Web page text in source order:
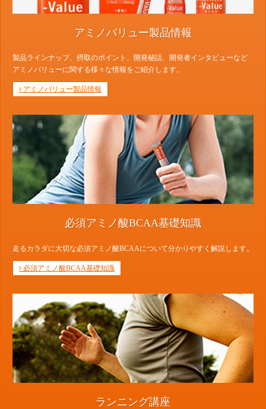
アミノバリュー製品情報
製品ラインナップ、摂取のポイント、開発秘話、開発者インタビューなど
アミノバリューに関する様々な情報をご紹介します。
アミノバリュー製品情報
必須アミノ酸BCAA基礎知識
走るカラダに大切な必須アミノ酸BCAAについて分かりやすく解説します。
必須アミノ酸BCAA基礎知識
ランニング講座